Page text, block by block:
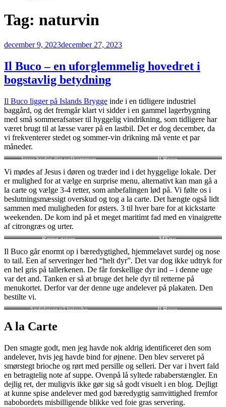
Tag: naturvin
Udgivet
december 9, 2023december 27, 2023
Il Buco – en uforglemmelig hovedret i
bogstavlig betydning
Il Buco ligger på Islands Brygge inde i en tidligere industriel
baggård, og det fremgår klart vi sidder i en gammel lagerbygning
med små sommerafsatser til hyggelig vindrikning, som tidligere har
været brugt til at læsse varer på en lastbil. Det er dog december, da
vi frekventerer stedet og sommer-vin drikning må vente et par
måneder.
Jesus byder dig velkommen Il Buco
Vi mødes af Jesus i døren og træder ind i det hyggelige lokale. Der
er mulighed for at vælge en surprise menu, alternativt kan man gå a
la carte og vælge 3-4 retter, som anbefalingen lød på. Vi følte os i
beslutningsmæssigt overskud og tog a la carte. Det hængte også lidt
sammen med muligheden for østers. 3 til hver bare for at kickstarte
weekenden. De kom ind på et meget maritimt fad med en vinaigrette
af citrongræs og urter.
Rømø østers MEnu
Il Buco går enormt op i bæredygtighed, hjemmelavet surdej og nose
to tail. Een af serveringer hed “helt dyr”. Det var dog ikke udtryk for
en hel gris på tallerkenen. De får forskellige dyr ind – i denne uge
var det and. Tanken er så at bruge det hele dyr til retterne på
menukortet. Derfor var der denne uge andelever på plakaten. Den
bestilte vi.
Andelever på brioche Il Buco
A la Carte
Den smagte godt, men jeg havde nok aldrig identificeret den som
andelever, hvis jeg havde bind for øjnene. Den blev serveret på
smørstegt brioche og rørt med persille og selleri. Der var i hvert fald
en betragtelig note af suppe. Ovenpå lå syltede rababerstængler. En
dejlig ret, der muligvis ikke gør sig så godt visuelt i en blog. Dejligt
at kunne spise andelever med god bæredygtig samvittighed fremfor
nabobordets misbilligende blikke ved foie gras servering.